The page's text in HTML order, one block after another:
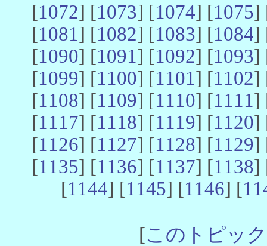
[1072] [1073] [1074] [1075]
[1081] [1082] [1083] [1084]
[1090] [1091] [1092] [1093]
[1099] [1100] [1101] [1102]
[1108] [1109] [1110] [1111]
[1117] [1118] [1119] [1120]
[1126] [1127] [1128] [1129]
[1135] [1136] [1137] [1138]
[1144] [1145] [1146] [
[このトピッ